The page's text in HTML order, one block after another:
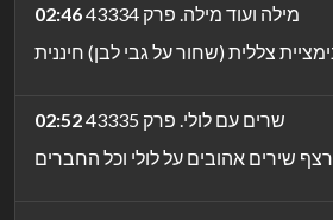
02:46
מילה ועוד מילה. פרק 43334
02:52
שרים עם לולי. פרק 43335